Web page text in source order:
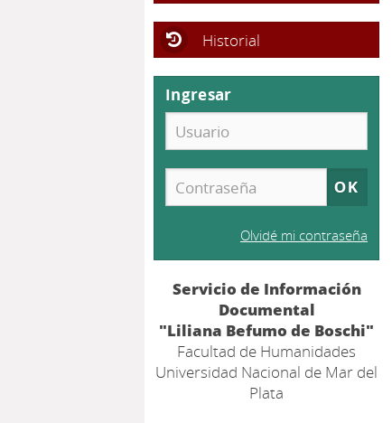
Historial
Ingresar
Olvidé mi contraseña
Servicio de Información
Documental
"Liliana Befumo de Boschi"
Facultad de Humanidades
Universidad Nacional de Mar del
Plata